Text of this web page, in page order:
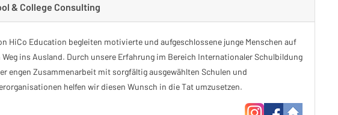
& College Consulting
HiCo Education begleiten motivierte und aufgeschlossene junge Menschen auf
Weg ins Ausland. Durch unsere Erfahrung im Bereich Internationaler Schulbildung
engen Zusammenarbeit mit sorgfältig ausgewählten Schulen und
helfen wir diesen Wunsch in die Tat umzusetzen.